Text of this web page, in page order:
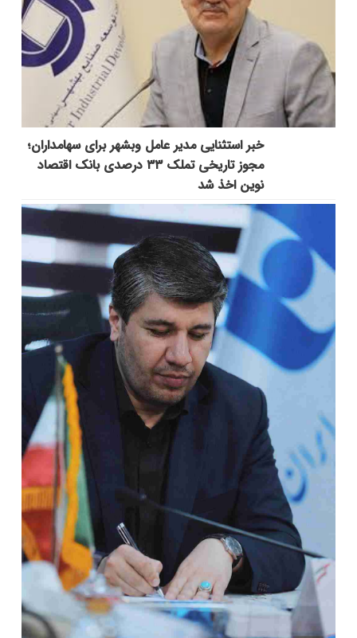
خبر استثنایی مدیر عامل وبشهر برای سهامداران؛
مجوز تاریخی تملک ۳۳ درصدی بانک اقتصاد
نوین اخذ شد